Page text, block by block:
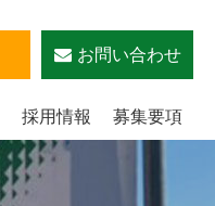
採用情報 募集要項
お問い合わせ